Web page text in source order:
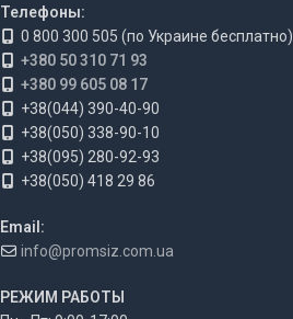
Телефоны:
0 800 300 505 (по Украине бесплатно)
+380 50 310 71 93
+380 99 605 08 17
+38(044) 390-40-90
+38(050) 338-90-10
+38(095) 280-92-93
+38(050) 418 29 86
Email:
info@promsiz.com.ua
РЕЖИМ РАБОТЫ